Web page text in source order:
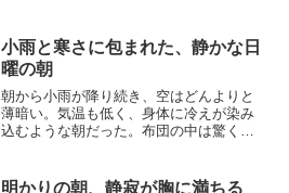
んにちは」が行き交っていると思う。豆
腐の湯気も、文房具屋のガラ...
小雨と寒さに包まれた、静かな日
曜の朝
朝から小雨が降り続き、空はどんよりと
薄暗い。気温も低く、身体に冷えが染み
込むような朝だった。布団の中は驚くほ
ない。雨音を聞きながら、急がずに一日
明かりの朝、静寂が胸に満ちる